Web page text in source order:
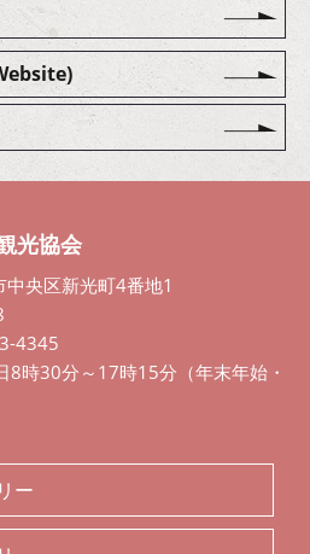
光協会
央区新光町4番地1
4345
8時30分～17時15分（年末年始・
ー